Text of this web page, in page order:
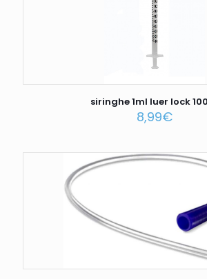
siringhe 1ml luer lock
8,99€